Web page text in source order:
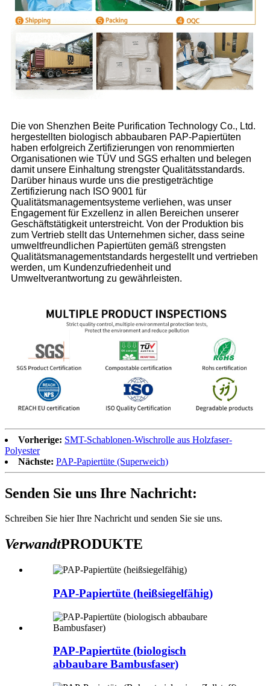
Die von Shenzhen Beite Purification Technology Co., Ltd.
hergestellten biologisch abbaubaren PAP-Papiertüten
haben erfolgreich Zertifizierungen von renommierten
Organisationen wie TÜV und SGS erhalten und belegen
damit unsere Einhaltung strengster Qualitätsstandards.
Darüber hinaus wurde uns die prestigeträchtige
Zertifizierung nach ISO 9001 für
Qualitätsmanagementsysteme verliehen, was unser
Engagement für Exzellenz in allen Bereichen unserer
Geschäftstätigkeit unterstreicht. Von der Produktion bis
zum Vertrieb stellt das Unternehmen sicher, dass seine
umweltfreundlichen Papiertüten gemäß strengsten
Qualitätsmanagementstandards hergestellt und vertrieben
werden, um Kundenzufriedenheit und
Umweltverantwortung zu gewährleisten.
Vorherige: SMT-Schablonen-Wischrolle aus Holzfaser-
Polyester
Nächste: PAP-Papiertüte (Superweich)
Senden Sie uns Ihre Nachricht:
Schreiben Sie hier Ihre Nachricht und senden Sie sie uns.
VerwandtPRODUKTE
PAP-Papiertüte (heißsiegelfähig)
PAP-Papiertüte (biologisch
abbaubare Bambusfaser)